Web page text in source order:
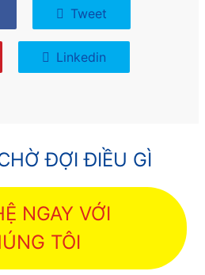
Tweet
Linkedin
ĐỢI ĐIỀU GÌ
NGAY VỚI
TÔI